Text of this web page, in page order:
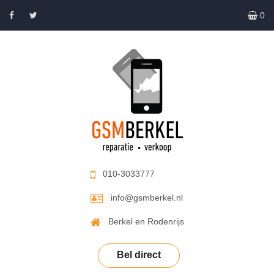
0
010-3033777
info@gsmberkel.nl
Berkel en Rodenrijs
Bel direct